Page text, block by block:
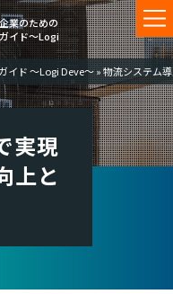
業のための
イド〜Logi
イド ～Logi Deve～»物流システム
実現
上と